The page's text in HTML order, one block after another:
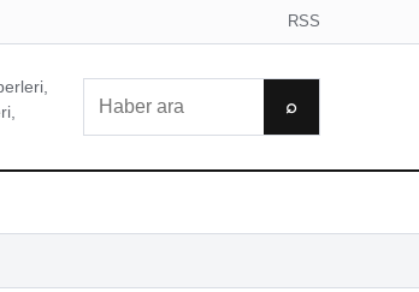
RSS
⌕